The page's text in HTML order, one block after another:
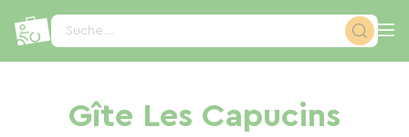
Suche...
Gîte Les Capucins
Cookie-Einstellungen